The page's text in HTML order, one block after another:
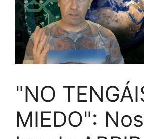
"NO
MIEDO":